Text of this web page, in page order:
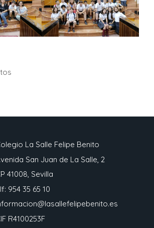
La Salle Felipe Benito
San Juan de La Salle, 2
41008, Sevilla
954 35 65 10
R4100253F